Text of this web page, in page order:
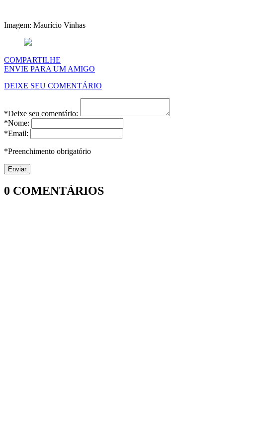
Imagem: Maurício Vinhas
COMPARTILHE
ENVIE PARA UM AMIGO
DEIXE SEU COMENTÁRIO
*Deixe seu comentário:
*Nome:
*Email:
*Preenchimento obrigatório
0 COMENTÁRIOS